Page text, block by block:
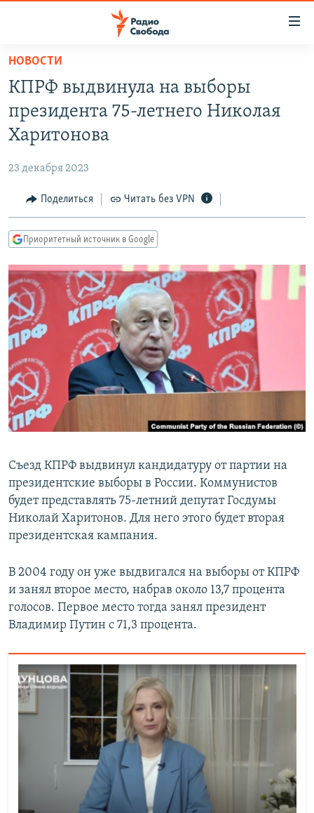
упрощенного
доступа
основному
Вернутся
Вернутся
поиску
АВТОРСКИЕ ПРОЕКТЫ
МНЕНИЯ
КУЛЬТУРА
КАВКАЗ.РЕАЛИИ
СЕВЕР.РЕАЛИИ
СИБИРЬ.РЕАЛИИ
РАСПИСАНИЕ ВЕЩАНИЯ
ПОДПИШИТЕСЬ НА РАССЫЛКУ
СОЦИАЛЬНЫЕ СЕТИ
Все сайты РСЕ/РС
НОВОСТИ
КПРФ выдвинула на выборы
президента 75-летнего Николая
Харитонова
23 декабря 2023
Поделиться Читать без VPN
Приоритетный источник в Google
Съезд КПРФ выдвинул кандидатуру от партии на
президентские выборы в России. Коммунистов
будет представлять 75-летний депутат Госдумы
Николай Харитонов. Для него этого будет вторая
президентская кампания.
В 2004 году он уже выдвигался на выборы от КПРФ
и занял второе место, набрав около 13,7 процента
голосов. Первое место тогда занял президент
Владимир Путин с 71,3 процента.